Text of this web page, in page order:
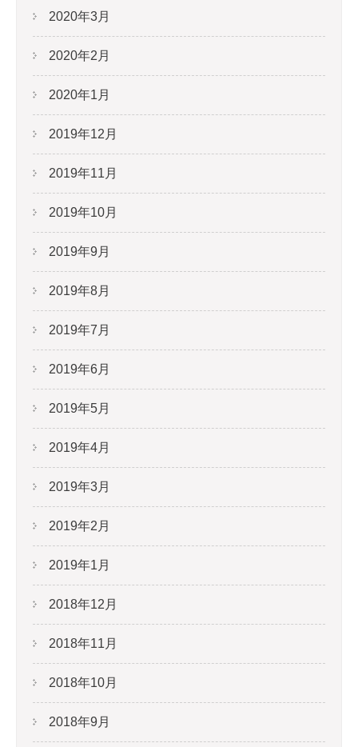
2020年3月
2020年2月
2020年1月
2019年12月
2019年11月
2019年10月
2019年9月
2019年8月
2019年7月
2019年6月
2019年5月
2019年4月
2019年3月
2019年2月
2019年1月
2018年12月
2018年11月
2018年10月
2018年9月